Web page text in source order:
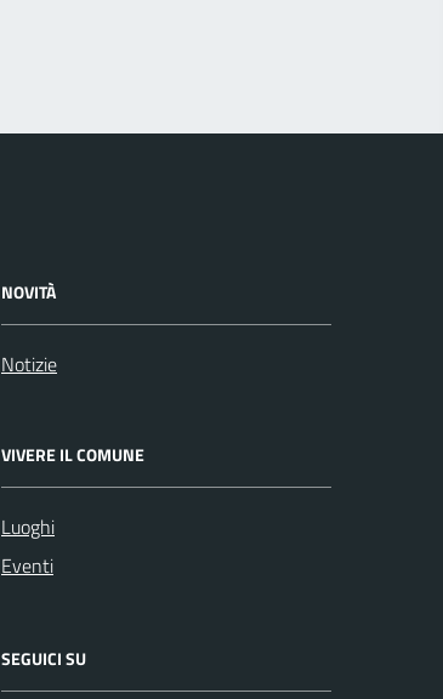
NOVITÀ
Notizie
VIVERE IL COMUNE
Luoghi
Eventi
SEGUICI SU